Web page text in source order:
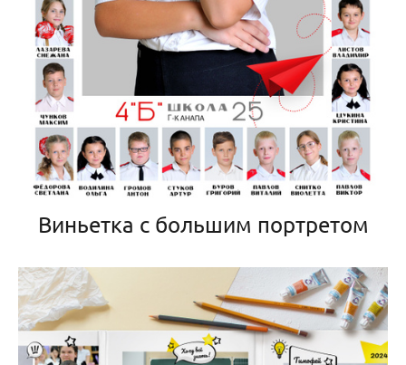
Виньетка с большим портретом